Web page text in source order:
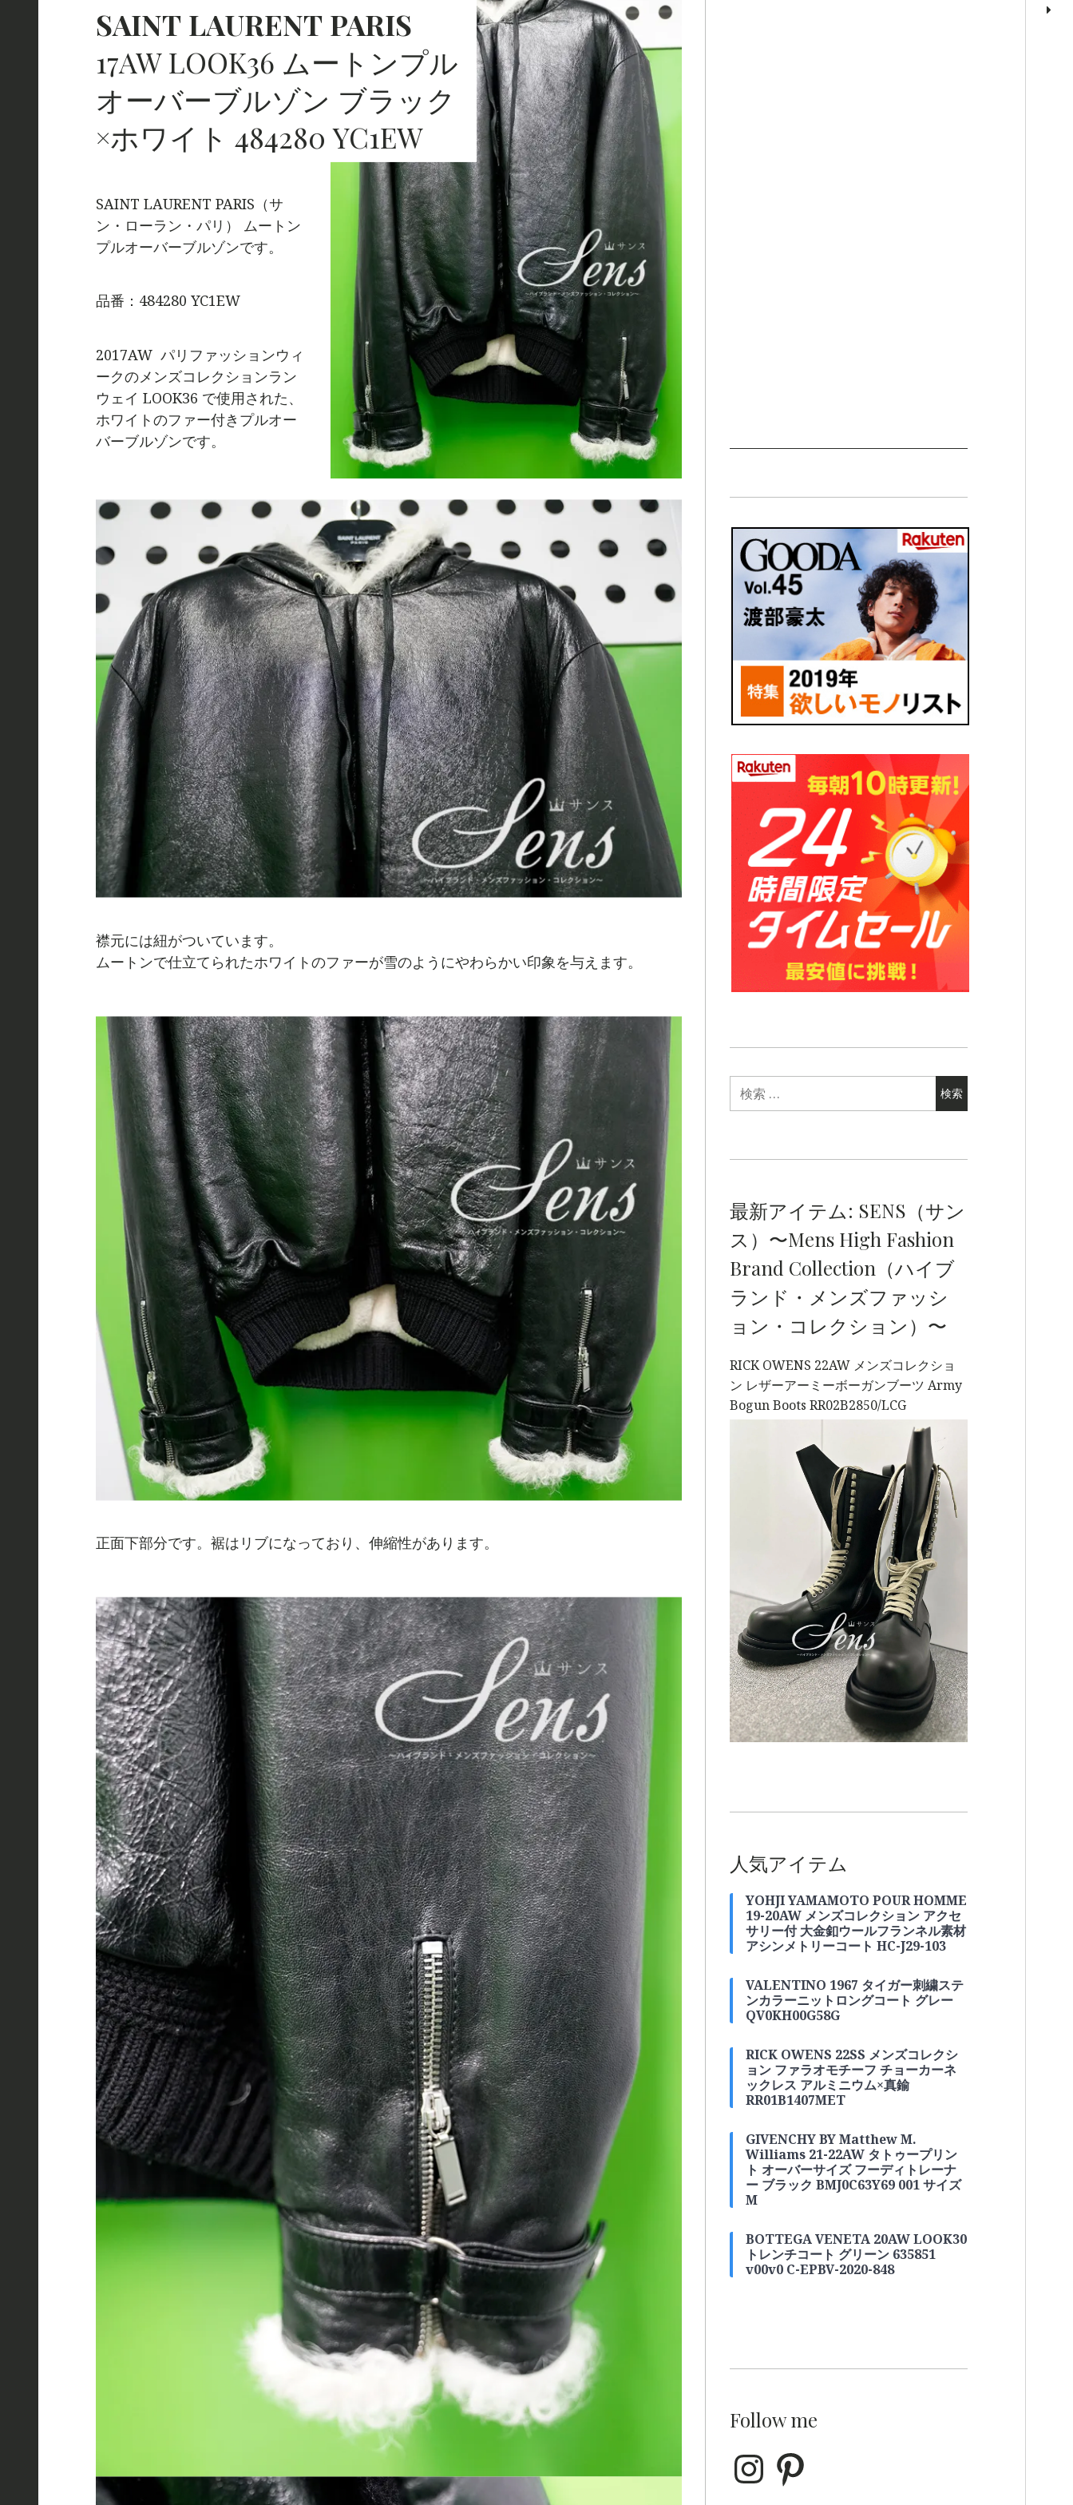
HIGH
FASHIO
N BRAND
COLLEC
TION（
ハイブラ
ンド・メ
ンズファ
ッショ
ン・コレ
クショ
ン）〜
SAINT LAURENT PARIS
17AW LOOK36 ムートンプル
オーバーブルゾン ブラック
×ホワイト 484280 YC1EW
SAINT LAURENT PARIS（サ
ン・ローラン・パリ） ムートン
プルオーバーブルゾンです。
品番：484280 YC1EW
2017AW パリファッションウィ
ークのメンズコレクションラン
ウェイ LOOK36 で使用された、
ホワイトのファー付きプルオー
バーブルゾンです。
襟元には紐がついています。
ムートンで仕立てられたホワイトのファーが雪のようにやわらかい印象を与えます。
正面下部分です。裾はリブになっており、伸縮性があります。
最新アイテム: SENS（サン
ス）〜Mens High Fashion
Brand Collection（ハイブ
ランド・メンズファッシ
ョン・コレクション）〜
RICK OWENS 22AW メンズコレクショ
ン レザーアーミーボーガンブーツ Army
Bogun Boots RR02B2850/LCG
人気アイテム
YOHJI YAMAMOTO POUR HOMME
19-20AW メンズコレクション アクセ
サリー付 大金釦ウールフランネル素材
アシンメトリーコート HC-J29-103
VALENTINO 1967 タイガー刺繍ステ
ンカラーニットロングコート グレー
QV0KH00G58G
RICK OWENS 22SS メンズコレクシ
ョン ファラオモチーフ チョーカーネ
ックレス アルミニウム×真鍮
RR01B1407MET
GIVENCHY BY Matthew M.
Williams 21-22AW タトゥープリン
ト オーバーサイズ フーディトレーナ
ー ブラック BMJ0C63Y69 001 サイズ
M
BOTTEGA VENETA 20AW LOOK30
トレンチコート グリーン 635851
v00v0 C-EPBV-2020-848
Follow me